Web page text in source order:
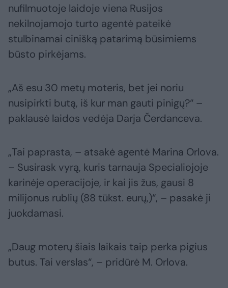
nufilmuotoje laidoje viena Rusijos
nekilnojamojo turto agentė pateikė
stulbinamai cinišką patarimą būsimiems
būsto pirkėjams.
„Aš esu 30 metų moteris, bet jei noriu
nusipirkti butą, iš kur man gauti pinigų?“ –
paklausė laidos vedėja Darja Čerdanceva.
„Tai paprasta, – atsakė agentė Marina Orlova.
– Susirask vyrą, kuris tarnauja Specialiojoje
karinėje operacijoje, ir kai jis žus, gausi 8
milijonus rublių (88 tūkst. eurų,)“, – pasakė ji
juokdamasi.
„Daug moterų šiais laikais taip perka pigius
butus. Tai verslas“, – pridūrė M. Orlova.